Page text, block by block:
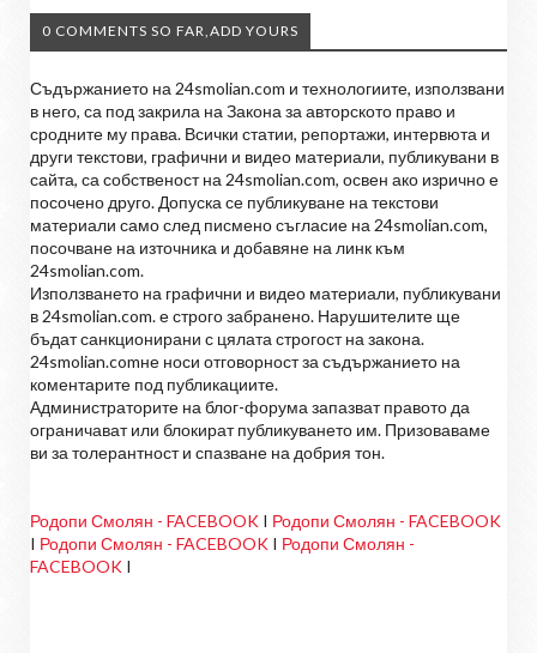
0 COMMENTS SO FAR,ADD YOURS
Съдържанието на 24smolian.com и технологиите, използвани
в него, са под закрила на Закона за авторското право и
сродните му права. Всички статии, репортажи, интервюта и
други текстови, графични и видео материали, публикувани в
сайта, са собственост на 24smolian.com, освен ако изрично е
посочено друго. Допуска се публикуване на текстови
материали само след писмено съгласие на 24smolian.com,
посочване на източника и добавяне на линк към
24smolian.com.
Използването на графични и видео материали, публикувани
в 24smolian.com. е строго забранено. Нарушителите ще
бъдат санкционирани с цялата строгост на закона.
24smolian.comне носи отговорност за съдържанието на
коментарите под публикациите.
Администраторите на блог-форума запазват правото да
ограничават или блокират публикуването им. Призоваваме
ви за толерантност и спазване на добрия тон.
Родопи Смолян - FACEBOOK I Родопи Смолян - FACEBOOK
I Родопи Смолян - FACEBOOK I Родопи Смолян -
FACEBOOK I